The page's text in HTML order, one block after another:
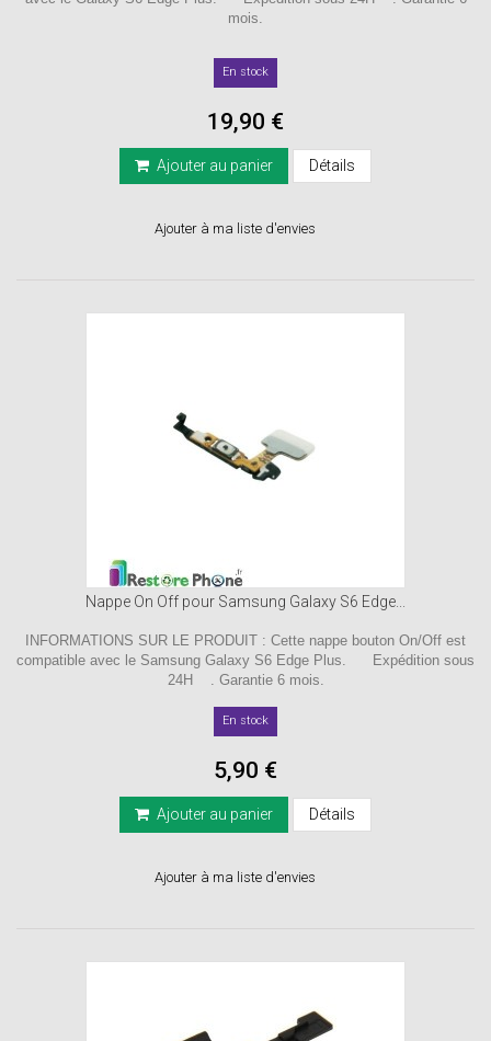
mois.
En stock
19,90 €
Ajouter au panier Détails
Ajouter à ma liste d'envies
Nappe On Off pour Samsung Galaxy S6 Edge...
INFORMATIONS SUR LE PRODUIT : Cette nappe bouton On/Off est
compatible avec le Samsung Galaxy S6 Edge Plus. Expédition sous
24H . Garantie 6 mois.
En stock
5,90 €
Ajouter au panier Détails
Ajouter à ma liste d'envies